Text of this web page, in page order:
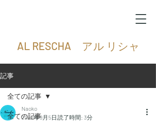
AL RESCHA アル リシャ
記事
全ての記事
全ての記事
Naoko
2022年9月5日 読了時間: 3分